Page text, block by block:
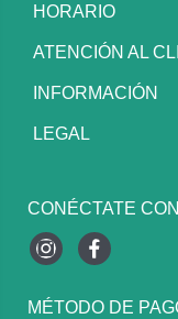
HORARIO
ATENCIÓN AL
INFORMACIÓN
LEGAL
CONÉCTATE
InstagramFacebook
MÉTODO DE